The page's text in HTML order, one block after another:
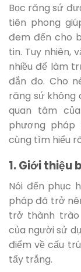
Bọc răng sứ
tiên phong
đem đến cho
tin. Tuy nhiên,
nhiều để làm
đắn đo. Cho
răng sứ không
quan tâm
phương pháp
cùng tìm hiểu
1. Giới thiệu
Nói đến phục
pháp đã trở
trở thành
của người sử
điểm về cấu
tẩy trắng.